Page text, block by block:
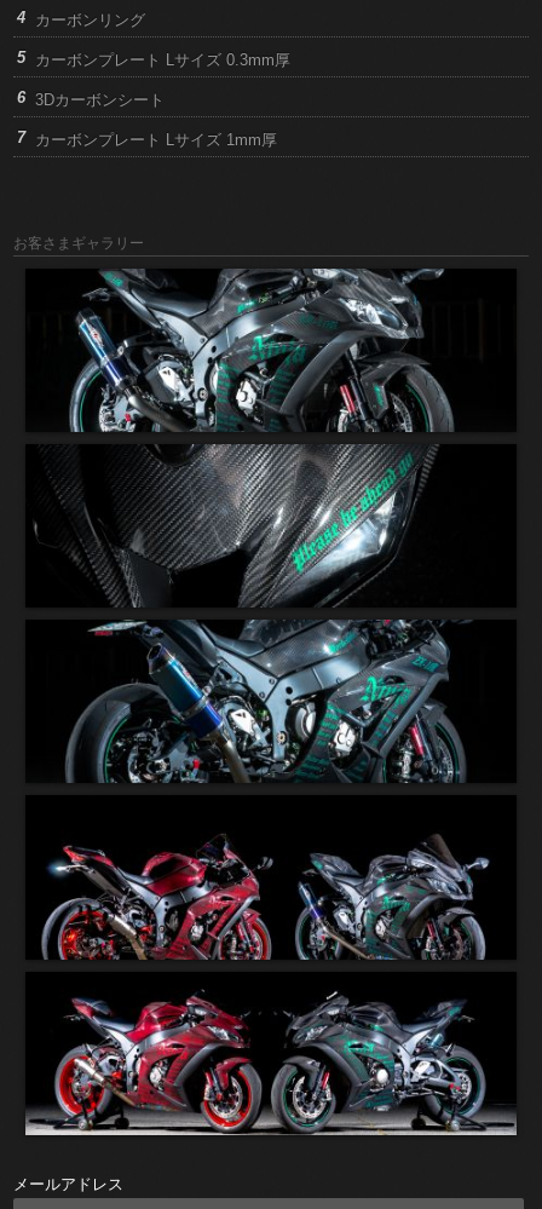
カーボンリング
カーボンプレート Lサイズ 0.3mm厚
3Dカーボンシート
カーボンプレート Lサイズ 1mm厚
お客さまギャラリー
メールアドレス